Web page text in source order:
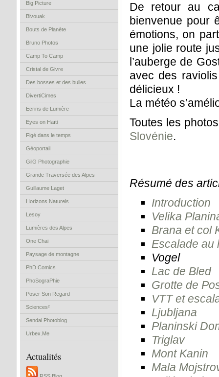
Big Picture
Bivouak
Bouts de Planète
Bruno Photos
Camp To Camp
Cristal de Givre
Des bosses et des bulles
DivertiCimes
Ecrins de Lumière
Eyes on Haïti
Figé dans le temps
Géoportail
GilG Photographie
Grande Traversée des Alpes
Guillaume Laget
Horizons Naturels
Lesoy
Lumières des Alpes
One Chai
Paysage de montagne
PhD Comics
PhoSograPhie
Poser Son Regard
Sciences²
Sendai Photoblog
Urbex.Me
Actualités
De retour au
bienvenue pour
émotions, on
une jolie route
l’auberge de
avec des
délicieux !
La météo
Toutes les
Slovénie.
Résumé des
Introduction
Velika
Brana et col
Escalade au
Vogel
Lac de Bled
Grotte de
VTT et
Ljubljana
Planinski
Triglav
Mont Kanin
Mala